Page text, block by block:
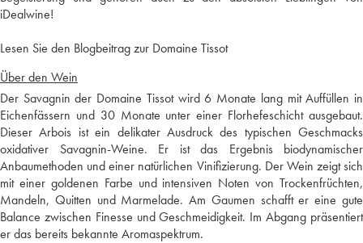
iDealwine!
Lesen Sie den Blogbeitrag zur Domaine Tissot
Über den Wein
Der Savagnin der Domaine Tissot wird 6 Monate lang mit Auffüllen in
Eichenfässern und 30 Monate unter einer Florhefeschicht ausgebaut.
Dieser Arbois ist ein delikater Ausdruck des typischen Geschmacks
oxidativer Savagnin-Weine. Er ist das Ergebnis biodynamischer
Anbaumethoden und einer natürlichen Vinifizierung. Der Wein zeigt sich
mit einer goldenen Farbe und intensiven Noten von Trockenfrüchten,
Mandeln, Quitten und Marmelade. Am Gaumen schafft er eine gute
Balance zwischen Finesse und Geschmeidigkeit. Im Abgang präsentiert
er das bereits bekannte Aromaspektrum.